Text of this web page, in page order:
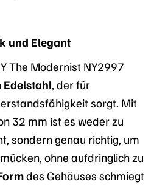
und Elegant
The Modernist NY2997
, der für
sorgt. Mit
32 mm ist es weder zu
sondern genau richtig, um
ohne aufdringlich zu
des Gehäuses schmiegt